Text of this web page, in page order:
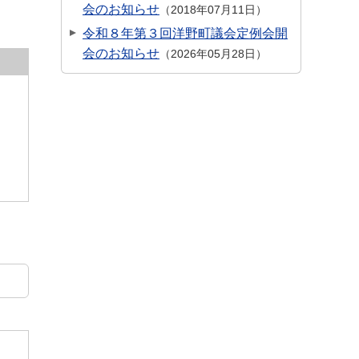
会のお知らせ
2018年07月11日
令和８年第３回洋野町議会定例会開
会のお知らせ
2026年05月28日